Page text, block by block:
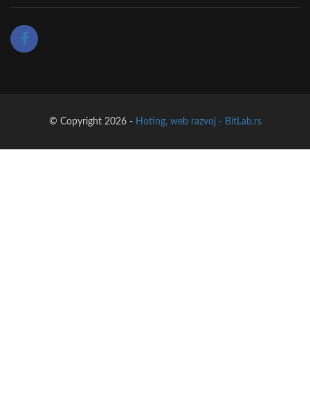
© Copyright 2026 - Hoting, web razvoj - BitLab.rs